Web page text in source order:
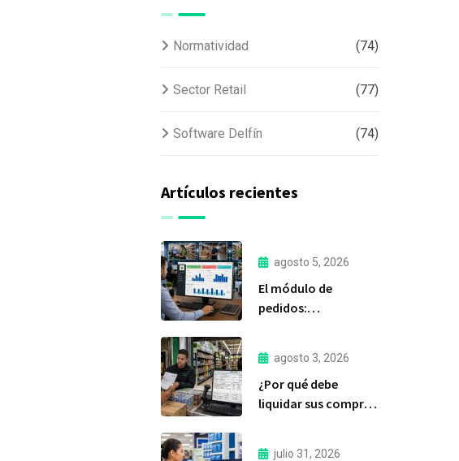
Normatividad (74)
Sector Retail (77)
Software Delfín (74)
Artículos recientes
agosto 5, 2026
El módulo de
pedidos:
importante de Delfín
Software
agosto 3, 2026
¿Por qué debe
liquidar sus compras
julio 31, 2026